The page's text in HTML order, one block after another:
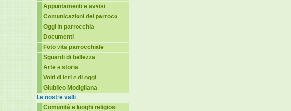
Appuntamenti e avvisi
Comunicazioni del parroco
Oggi in parrocchia
Documenti
Foto vita parrocchiale
Sguardi di bellezza
Arte e storia
Volti di ieri e di oggi
Giubileo Modigliana
Le nostre valli
Comunità e luoghi religiosi